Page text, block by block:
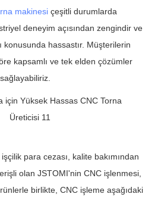
makinesi çeşitli durumlarda
deneyim açısından zengindir ve
konusunda hassastır. Müşterilerin
kapsamlı ve tek elden çözümler
sağlayabiliriz.
para cezası, kalite bakımından
olan JSTOMI'nin CNC işlenmesi,
birlikte, CNC işleme aşağıdaki